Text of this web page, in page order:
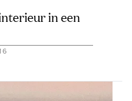
in een